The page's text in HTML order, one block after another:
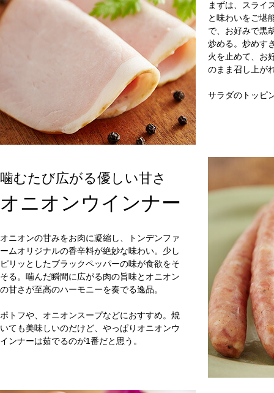
まずは、スライ
と味わいをご堪
で、お好みで黒
炒める。炒めす
火を止めて、お
のまま召し上が
サラダのトッピ
噛むたび広がる優しい甘さ
オニオンウインナー
オニオンの甘みをお肉に凝縮し、トンデンファ
ームオリジナルの香辛料が絶妙な味わい。少し
ピリッとしたブラックペッパーの味が食欲をそ
そる。噛んだ瞬間に広がる肉の旨味とオニオン
の甘さが至高のハーモニーを奏でる逸品。
ポトフや、オニオンスープなどにおすすめ。焼
いても美味しいのだけど、やっぱりオニオンウ
インナーは茹でるのが1番だと思う。